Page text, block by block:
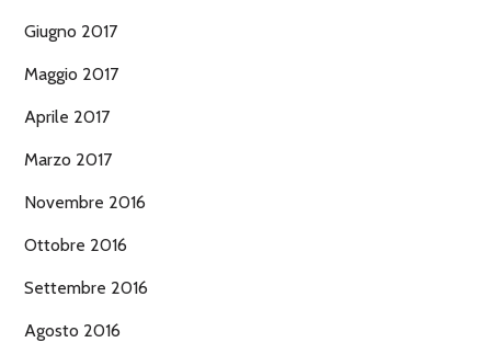
Giugno 2017
Maggio 2017
Aprile 2017
Marzo 2017
Novembre 2016
Ottobre 2016
Settembre 2016
Agosto 2016